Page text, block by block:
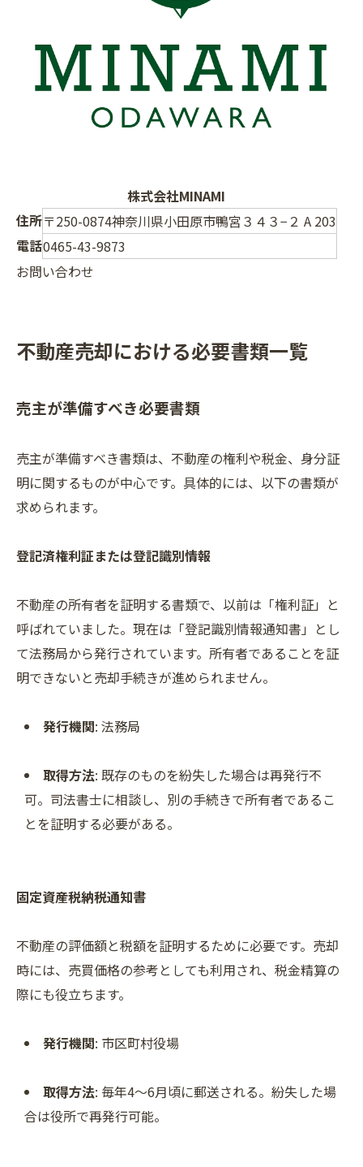
株式会社MINAMI
住所〒250-0874神奈川県小田原市鴨宮３４３−２ A 203
電話0465-43-9873
お問い合わせ
不動産売却における必要書類一覧
売主が準備すべき必要書類
売主が準備すべき書類は、不動産の権利や税金、身分証
明に関するものが中心です。具体的には、以下の書類が
求められます。
登記済権利証または登記識別情報
不動産の所有者を証明する書類で、以前は「権利証」と
呼ばれていました。現在は「登記識別情報通知書」とし
て法務局から発行されています。所有者であることを証
明できないと売却手続きが進められません。
発行機関: 法務局
取得方法: 既存のものを紛失した場合は再発行不
可。司法書士に相談し、別の手続きで所有者であるこ
とを証明する必要がある。
固定資産税納税通知書
不動産の評価額と税額を証明するために必要です。売却
時には、売買価格の参考としても利用され、税金精算の
際にも役立ちます。
発行機関: 市区町村役場
取得方法: 毎年4～6月頃に郵送される。紛失した場
合は役所で再発行可能。